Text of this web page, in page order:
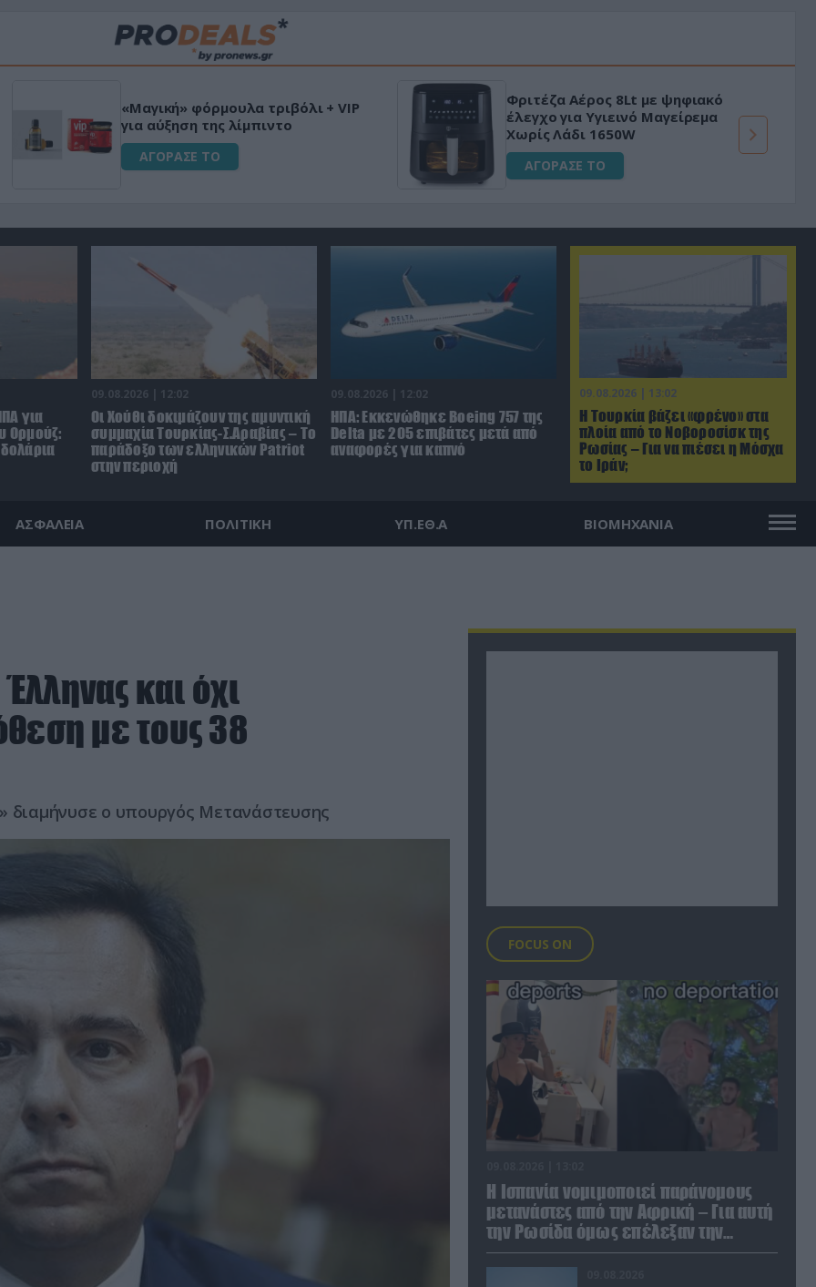
«Μαγική» φόρμουλα τριβόλι + VIP
για αύξηση της λίμπιντο
ΑΓΟΡΑΣΕ ΤΟ
Φριτέζα Αέρος 8Lt με ψηφιακό
έλεγχο για Υγιεινό Μαγείρεμα
Χωρίς Λάδι 1650W
ΑΓΟΡΑΣΕ ΤΟ
09.08.2026 | 13:02
Η Τουρκία βάζει «φρένο» στα
πλοία από το Νοβοροσίσκ της
Ρωσίας – Για να πιέσει η Μόσχα
το Ιράν;
για
Ορμούζ:
09.08.2026 | 12:02
Οι Χούθι δοκιμάζουν της αμυντική
συμμαχία Τουρκίας-Σ.Αραβίας – Το
παράδοξο των ελληνικών Patriot
στην περιοχή
09.08.2026 | 12:02
ΗΠΑ: Εκκενώθηκε Boeing 757 της
Delta με 205 επιβάτες μετά από
αναφορές για καπνό
ΑΣΦΑΛΕΙΑ ΠΟΛΙΤΙΚΗ ΥΠ.ΕΘ.Α ΒΙΟΜΗΧΑΝΙΑ
και όχι
με τους 38
διαμήνυσε ο υπουργός Μετανάστευσης
FOCUS ON
Η Ισπανία νομιμοποιεί παράνομους
μετανάστες από την Αφρική – Για αυτή
την Ρωσίδα όμως επέλεξαν την
απέλαση